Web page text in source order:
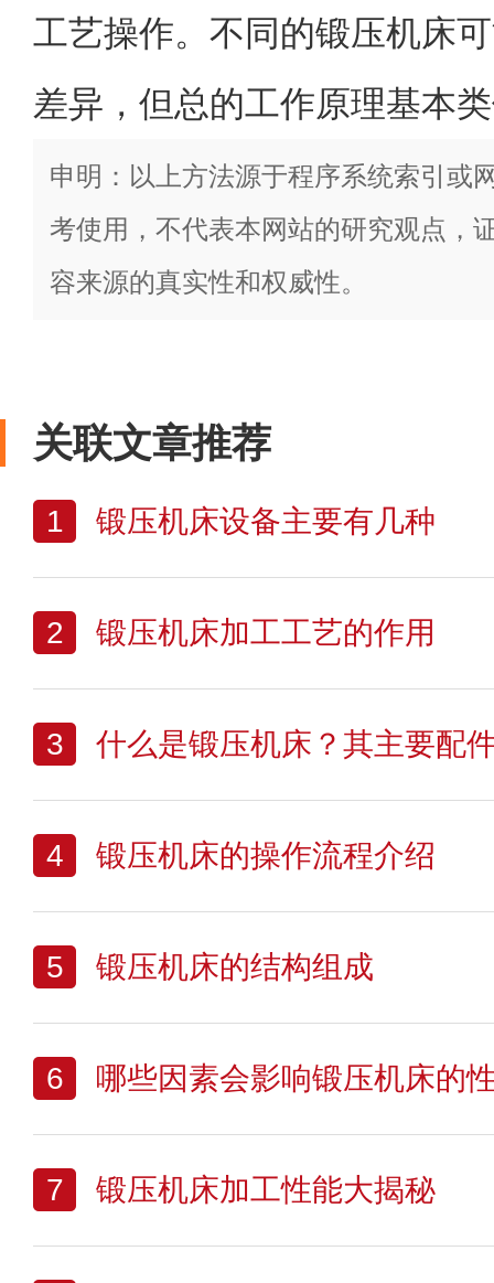
工艺操作。不同的锻压机床
差异，但总的工作原理基本
申明：以上方法源于程序系统索引或
考使用，不代表本网站的研究观点，
容来源的真实性和权威性。
关联文章推荐
1 锻压机床设备主要有几种
2 锻压机床加工工艺的作用
3 什么是锻压机床？其主要配
4 锻压机床的操作流程介绍
5 锻压机床的结构组成
6 哪些因素会影响锻压机床的
7 锻压机床加工性能大揭秘